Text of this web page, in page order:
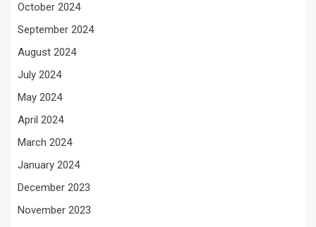
October 2024
September 2024
August 2024
July 2024
May 2024
April 2024
March 2024
January 2024
December 2023
November 2023